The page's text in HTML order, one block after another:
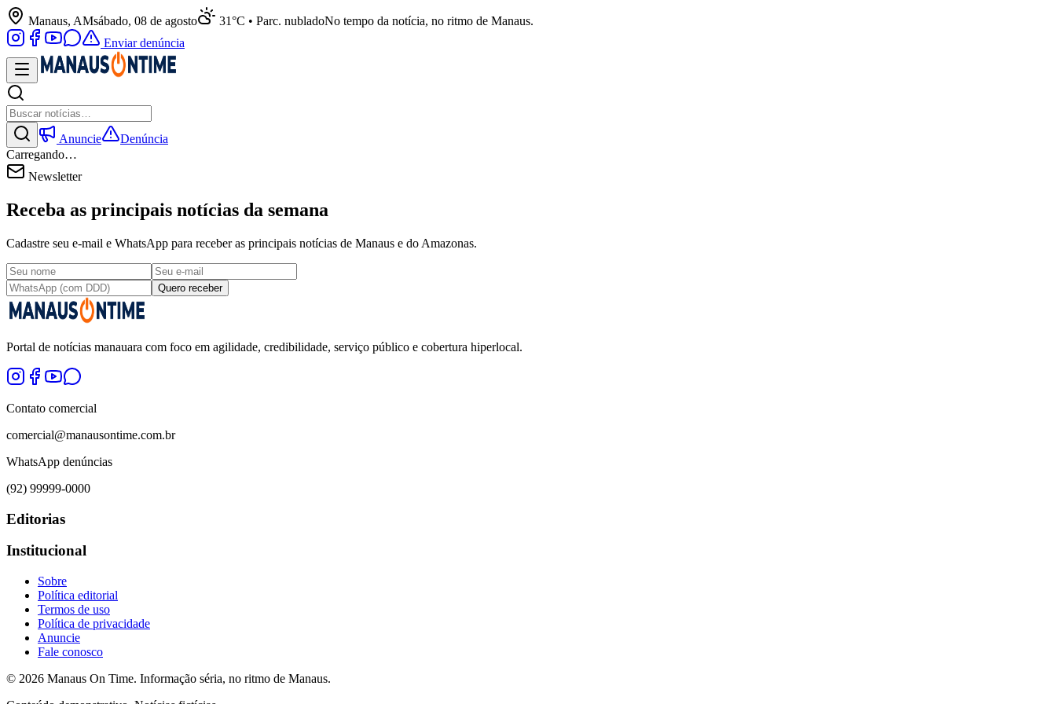
Manaus, AMsábado, 08 de agosto 31°C • Parc. nubladoNo tempo da notícia, no ritmo de Manaus.
Enviar denúncia
Anuncie
Denúncia
Carregando…
Newsletter
Receba as principais notícias da semana
Cadastre seu e-mail e WhatsApp para receber as principais notícias de Manaus e do Amazonas.
Quero receber
Portal de notícias manauara com foco em agilidade, credibilidade, serviço público e cobertura hiperlocal.
Contato comercial
comercial@manausontime.com.br
WhatsApp denúncias
(92) 99999-0000
Editorias
Institucional
Sobre
Política editorial
Termos de uso
Política de privacidade
Anuncie
Fale conosco
© 2026 Manaus On Time. Informação séria, no ritmo de Manaus.